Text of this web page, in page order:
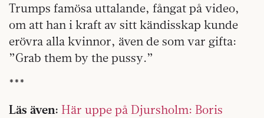
Trumps famösa uttalande, fångat på video,
om att han i kraft av sitt kändisskap kunde
erövra alla kvinnor, även de som var gifta:
”Grab them by the pussy.”
***
Läs även: Här uppe på Djursholm: Boris